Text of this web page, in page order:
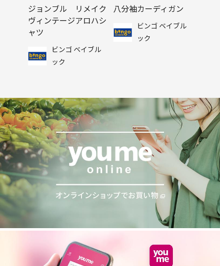
ジョンブル リメイク
ヴィンテージアロハシ
ャツ
ビンゴ ベイブル
ック
八分袖カーディガン
ビンゴ ベイブル
ック